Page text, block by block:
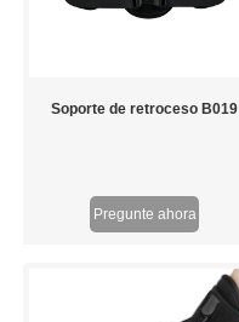
Soporte de retroceso B019
Pregunte ahora